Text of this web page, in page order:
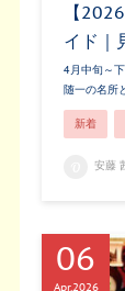
【
イド｜
4月中旬～
随一の名所
新着
安藤
06
Apr2026